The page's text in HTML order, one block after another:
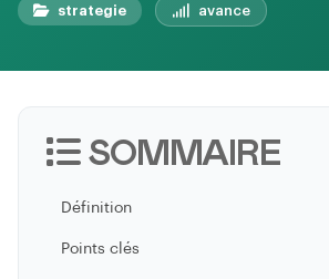
strategie avance
SOMMAIRE
Définition
Points clés